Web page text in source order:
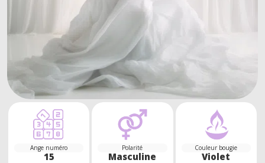
Ange numéro
15
Polarité
Masculine
Couleur bougie
Violet